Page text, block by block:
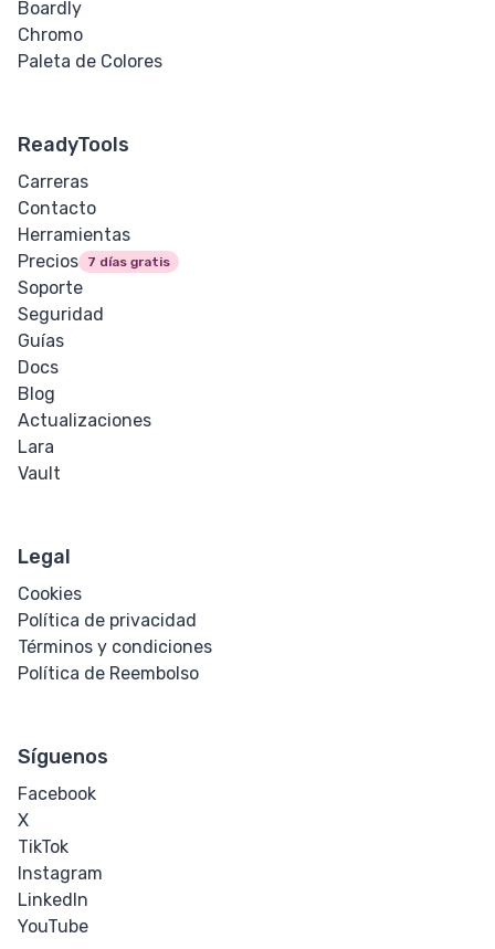
Boardly
Chromo
Paleta de Colores
ReadyTools
Carreras
Contacto
Herramientas
Precios
7 días gratis
Soporte
Seguridad
Guías
Docs
Blog
Actualizaciones
Lara
Vault
Legal
Cookies
Política de privacidad
Términos y condiciones
Política de Reembolso
Síguenos
Facebook
X
TikTok
Instagram
LinkedIn
YouTube